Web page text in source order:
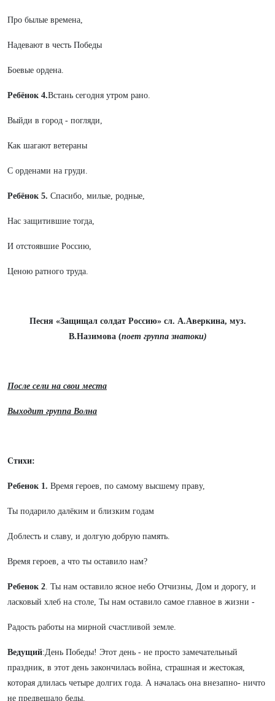
Про былые времена,
Надевают в честь Победы
Боевые ордена.
Ребёнок 4.Встань сегодня утром рано.
Выйди в город - погляди,
Как шагают ветераны
С орденами на груди.
Ребёнок 5. Спасибо, милые, родные,
Нас защитившие тогда,
И отстоявшие Россию,
Ценою ратного труда.
Песня «Защищал солдат Россию» сл. А.Аверкина, муз.
В.Назимова (поет группа знатоки)
После сели на свои места
Выходит группа Волна
Стихи:
Ребенок 1. Время героев, по самому высшему праву,
Ты подарило далёким и близким годам
Доблесть и славу, и долгую добрую память.
Время героев, а что ты оставило нам?
Ребенок 2. Ты нам оставило ясное небо Отчизны, Дом и дорогу, и
ласковый хлеб на столе, Ты нам оставило самое главное в жизни -
Радость работы на мирной счастливой земле.
Ведущий:День Победы! Этот день - не просто замечательный
праздник, в этот день закончилась война, страшная и жестокая,
которая длилась четыре долгих года. А началась она внезапно- ничто
не предвещало беды.